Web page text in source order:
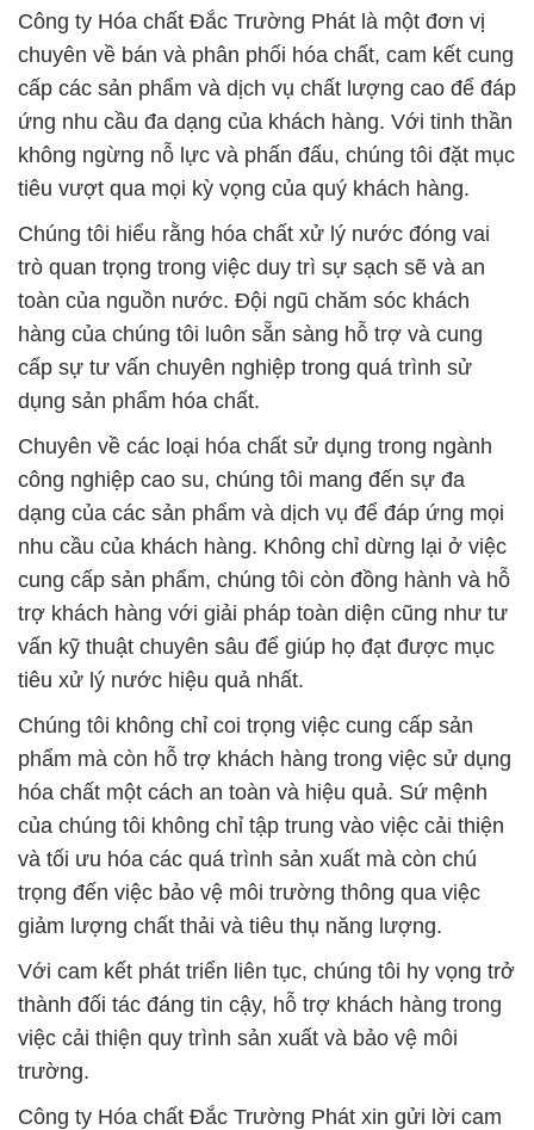
Công ty Hóa chất Đắc Trường Phát là một đơn vị
chuyên về bán và phân phối hóa chất, cam kết cung
cấp các sản phẩm và dịch vụ chất lượng cao để đáp
ứng nhu cầu đa dạng của khách hàng. Với tinh thần
không ngừng nỗ lực và phấn đấu, chúng tôi đặt mục
tiêu vượt qua mọi kỳ vọng của quý khách hàng.
Chúng tôi hiểu rằng hóa chất xử lý nước đóng vai
trò quan trọng trong việc duy trì sự sạch sẽ và an
toàn của nguồn nước. Đội ngũ chăm sóc khách
hàng của chúng tôi luôn sẵn sàng hỗ trợ và cung
cấp sự tư vấn chuyên nghiệp trong quá trình sử
dụng sản phẩm hóa chất.
Chuyên về các loại hóa chất sử dụng trong ngành
công nghiệp cao su, chúng tôi mang đến sự đa
dạng của các sản phẩm và dịch vụ để đáp ứng mọi
nhu cầu của khách hàng. Không chỉ dừng lại ở việc
cung cấp sản phẩm, chúng tôi còn đồng hành và hỗ
trợ khách hàng với giải pháp toàn diện cũng như tư
vấn kỹ thuật chuyên sâu để giúp họ đạt được mục
tiêu xử lý nước hiệu quả nhất.
Chúng tôi không chỉ coi trọng việc cung cấp sản
phẩm mà còn hỗ trợ khách hàng trong việc sử dụng
hóa chất một cách an toàn và hiệu quả. Sứ mệnh
của chúng tôi không chỉ tập trung vào việc cải thiện
và tối ưu hóa các quá trình sản xuất mà còn chú
trọng đến việc bảo vệ môi trường thông qua việc
giảm lượng chất thải và tiêu thụ năng lượng.
Với cam kết phát triển liên tục, chúng tôi hy vọng trở
thành đối tác đáng tin cậy, hỗ trợ khách hàng trong
việc cải thiện quy trình sản xuất và bảo vệ môi
trường.
Công ty Hóa chất Đắc Trường Phát xin gửi lời cam